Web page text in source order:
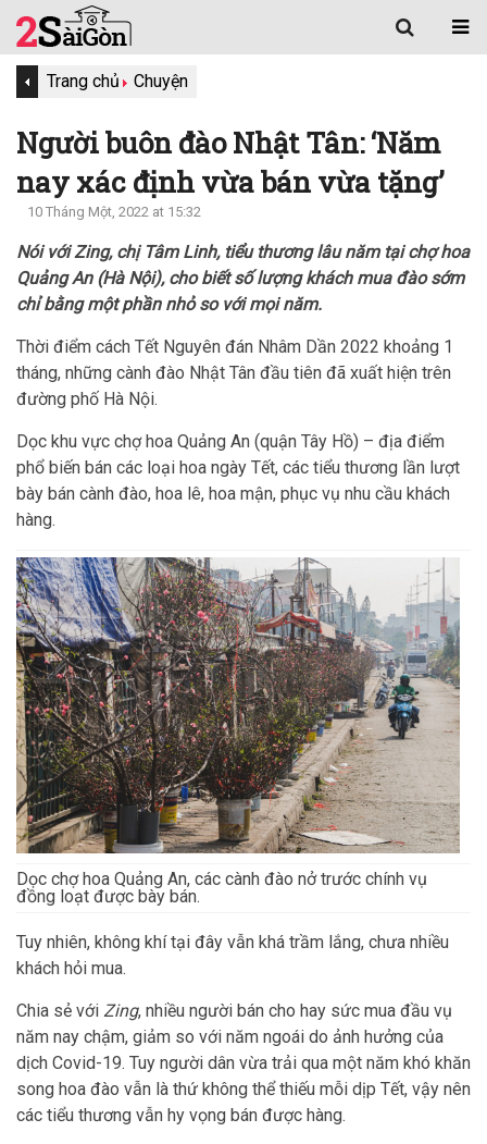
Trang chủ Chuyện
Người buôn đào Nhật Tân: ‘Năm
nay xác định vừa bán vừa tặng’
10 Tháng Một, 2022 at 15:32
Nói với Zing, chị Tâm Linh, tiểu thương lâu năm tại chợ hoa
Quảng An (Hà Nội), cho biết số lượng khách mua đào sớm
chỉ bằng một phần nhỏ so với mọi năm.
Thời điểm cách Tết Nguyên đán Nhâm Dần 2022 khoảng 1
tháng, những cành đào Nhật Tân đầu tiên đã xuất hiện trên
đường phố Hà Nội.
Dọc khu vực chợ hoa Quảng An (quận Tây Hồ) – địa điểm
phổ biến bán các loại hoa ngày Tết, các tiểu thương lần lượt
bày bán cành đào, hoa lê, hoa mận, phục vụ nhu cầu khách
hàng.
Dọc chợ hoa Quảng An, các cành đào nở trước chính vụ
đồng loạt được bày bán.
Tuy nhiên, không khí tại đây vẫn khá trầm lắng, chưa nhiều
khách hỏi mua.
Chia sẻ với Zing, nhiều người bán cho hay sức mua đầu vụ
năm nay chậm, giảm so với năm ngoái do ảnh hưởng của
dịch Covid-19. Tuy người dân vừa trải qua một năm khó khăn
song hoa đào vẫn là thứ không thể thiếu mỗi dịp Tết, vậy nên
các tiểu thương vẫn hy vọng bán được hàng.